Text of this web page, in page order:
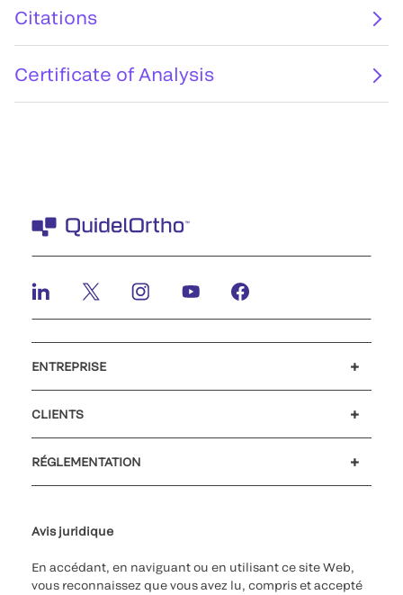
Citations
Certificate of Analysis
ENTREPRISE
CLIENTS
RÉGLEMENTATION
Avis juridique
En accédant, en naviguant ou en utilisant ce site Web,
vous reconnaissez que vous avez lu, compris et accepté